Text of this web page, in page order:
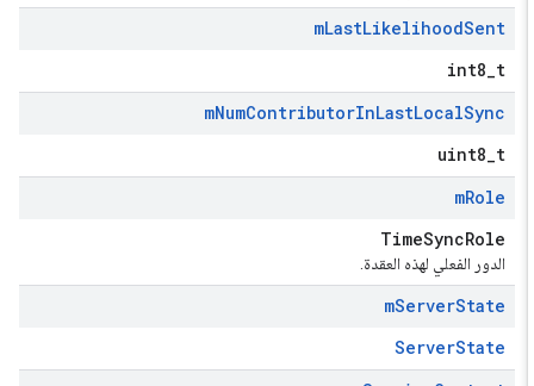
mLastLikelihoodSent
int8_t
mNumContributorInLastLocalSync
uint8_t
mRole
TimeSyncRole
الدور الفعلي لهذه العقدة.
mServerState
ServerState